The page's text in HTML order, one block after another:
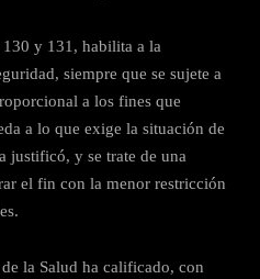
y 131, habilita a la
siempre que se sujete a
a los fines que
a lo que exige la situación de
justificó, y se trate de una
el fin con la menor restricción
la Salud ha calificado, con